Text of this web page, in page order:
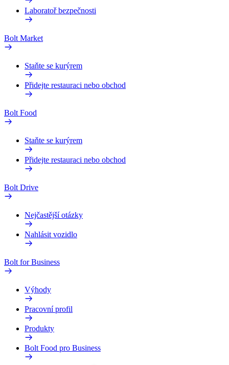
Laboratoř bezpečnosti
Bolt Market
Staňte se kurýrem
Přidejte restauraci nebo obchod
Bolt Food
Staňte se kurýrem
Přidejte restauraci nebo obchod
Bolt Drive
Nejčastější otázky
Nahlásit vozidlo
Bolt for Business
Výhody
Pracovní profil
Produkty
Bolt Food pro Business